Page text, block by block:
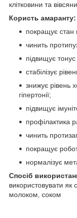
клітковини та
Користь амаранту:
покращує стан
чинить
підвищує тонус
стабілізує
знижує рівень
гіпертонії;
підвищує
профілактика
чинить
покращує
нормалізує
Спосіб
використовувати як
молоком, соком